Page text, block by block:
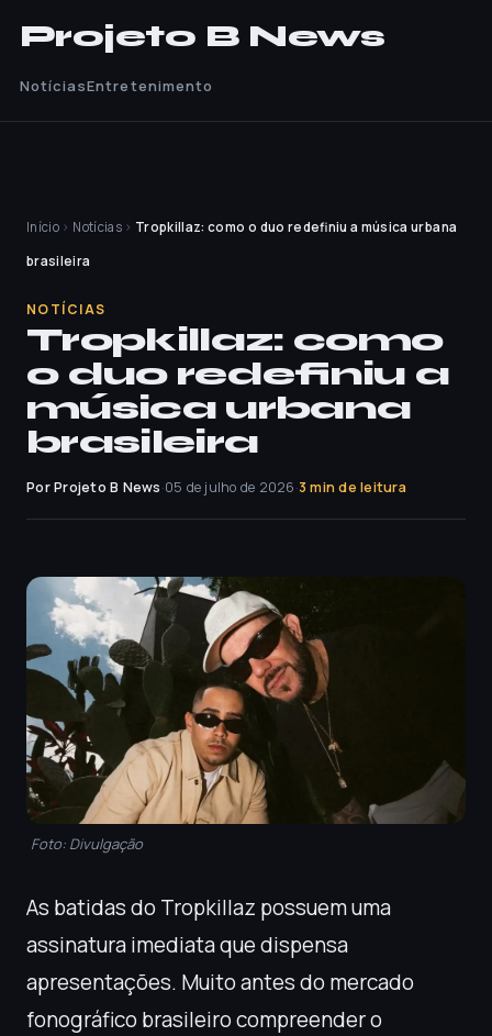
Projeto B News
NotíciasEntretenimento
Início › Notícias › Tropkillaz: como o duo redefiniu a música urbana
brasileira
NOTÍCIAS
Tropkillaz: como
o duo redefiniu a
música urbana
brasileira
Por Projeto B News·05 de julho de 2026·3 min de leitura
Foto: Divulgação
As batidas do Tropkillaz possuem uma
assinatura imediata que dispensa
apresentações. Muito antes do mercado
fonográfico brasileiro compreender o